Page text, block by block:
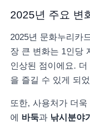
2025년 주요 변
2025년 문화누리카
장 큰 변화는 1인당
인상된 점이에요.
을 즐길 수 있게 되
또한, 사용처가 더
에 바둑과 낚시 분야